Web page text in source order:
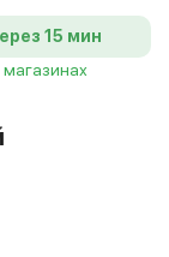
15 мин
магазинах